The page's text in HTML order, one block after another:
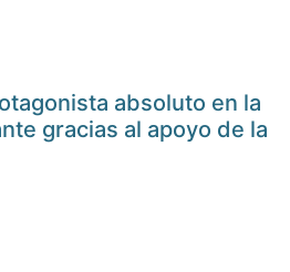
absoluto en la
gracias al apoyo de la